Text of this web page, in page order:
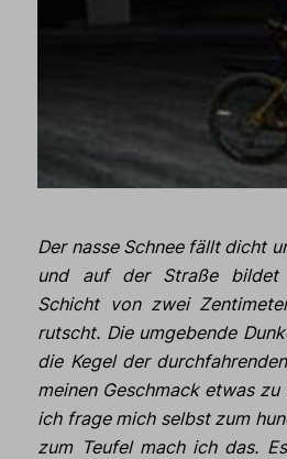
Der nasse Schnee fällt dicht
und auf der Straße bildet
Schicht von zwei
rutscht. Die umgebende
die Kegel der
meinen Geschmack etwas
ich frage mich selbst zum
zum Teufel mach ich das.